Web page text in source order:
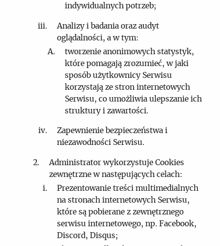
indywidualnych potrzeb;
Analizy i badania oraz audyt
oglądalności, a w tym:
tworzenie anonimowych statystyk,
które pomagają zrozumieć, w jaki
sposób użytkownicy Serwisu
korzystają ze stron internetowych
Serwisu, co umożliwia ulepszanie ich
struktury i zawartości.
Zapewnienie bezpieczeństwa i
niezawodności Serwisu.
Administrator wykorzystuje Cookies
zewnętrzne w następujących celach:
Prezentowanie treści multimedialnych
na stronach internetowych Serwisu,
które są pobierane z zewnętrznego
serwisu internetowego, np. Facebook,
Discord, Disqus;